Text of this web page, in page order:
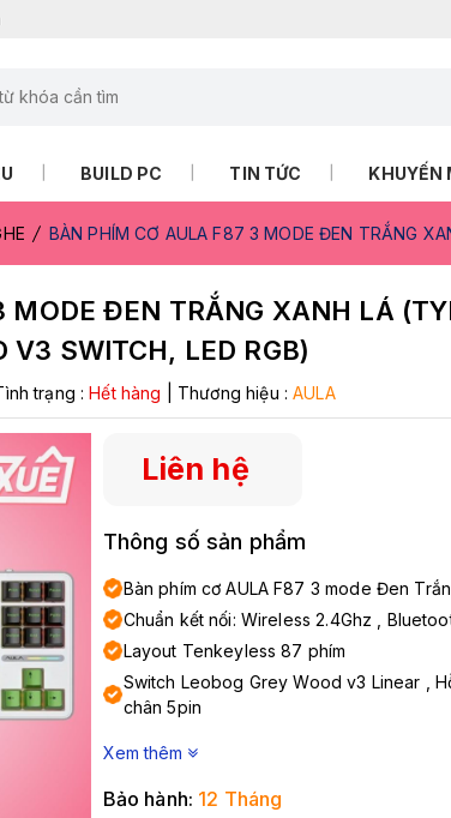
BUILD PC TIN TỨC KHUYẾN
BÀN PHÍM CƠ AULA F87 3 MODE ĐEN TRẮNG
ĐEN TRẮNG XANH LÁ
V3 SWITCH, LED RGB)
trạng :Hết hàng Thương hiệu :AULA
Liên hệ
Thông số sản phẩm
Bàn phím cơ AULA F87 3 mode Đen
Chuẩn kết nối: Wireless 2.4Ghz ,
Layout Tenkeyless 87 phím
Switch Leobog Grey Wood v3 Linear ,
chân 5pin
Xem thêm
Bảo hành: 12 Tháng